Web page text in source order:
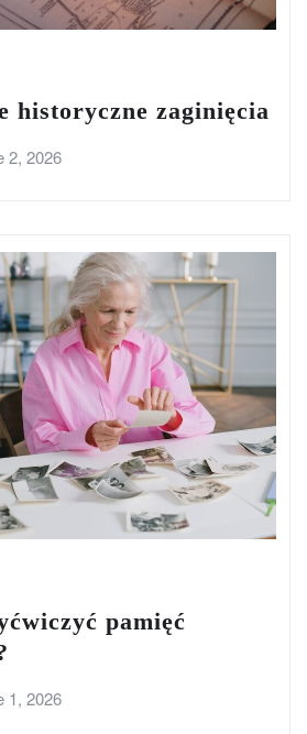
historyczne zaginięcia
2, 2026
pamięć
1, 2026